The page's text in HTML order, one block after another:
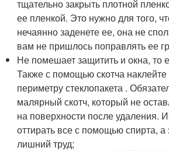
тщательно закрыть плотной
ее пленкой. Это нужно для того,
нечаянно заденете ее, она не
вам не пришлось поправлять ее
Не помешает защитить и окна, то
Также с помощью скотча наклейте
периметру стеклопакета .
малярный скотч, который не
на поверхности после удаления.
оттирать все с помощью спирта, а
лишний труд;